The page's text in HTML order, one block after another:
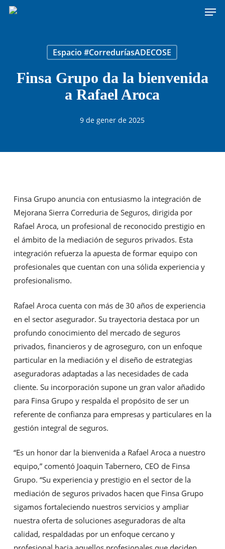
Skip
Espacio #CorreduríasADECOSE
Finsa Grupo da la bienvenida
a Rafael Aroca
9 de gener de 2025
Finsa Grupo anuncia con entusiasmo la integración de
Mejorana Sierra Correduria de Seguros, dirigida por
Rafael Aroca, un profesional de reconocido prestigio en
el ámbito de la mediación de seguros privados. Esta
integración refuerza la apuesta de formar equipo con
profesionales que cuentan con una sólida experiencia y
profesionalismo.
Rafael Aroca cuenta con más de 30 años de experiencia
en el sector asegurador. Su trayectoria destaca por un
profundo conocimiento del mercado de seguros
privados, financieros y de agroseguro, con un enfoque
particular en la mediación y el diseño de estrategias
aseguradoras adaptadas a las necesidades de cada
cliente. Su incorporación supone un gran valor añadido
para Finsa Grupo y respalda el propósito de ser un
referente de confianza para empresas y particulares en la
gestión integral de seguros.
“Es un honor dar la bienvenida a Rafael Aroca a nuestro
equipo,” comentó Joaquin Tabernero, CEO de Finsa
Grupo. “Su experiencia y prestigio en el sector de la
mediación de seguros privados hacen que Finsa Grupo
sigamos fortaleciendo nuestros servicios y ampliar
nuestra oferta de soluciones aseguradoras de alta
calidad, respaldadas por un enfoque cercano y